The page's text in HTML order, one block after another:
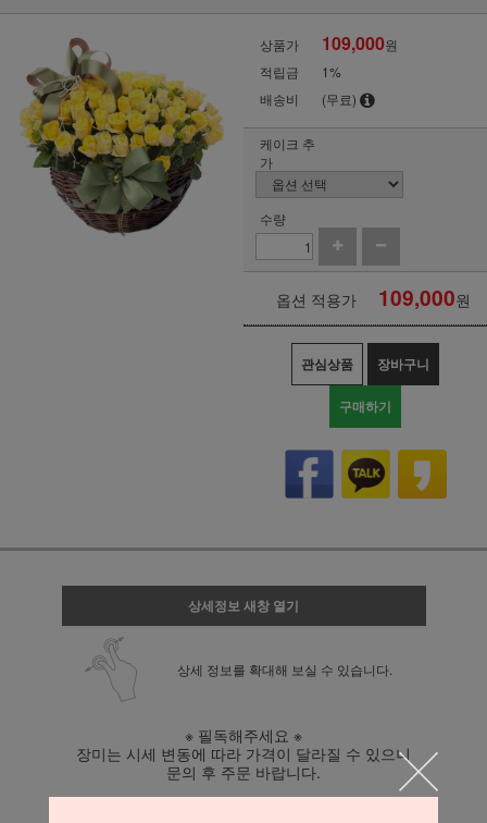
상품가 109,000원
적립금
1%
배송비
(무료)
케이크 추
가
수량
옵션 적용가 109,000원
관심상품 장바구니
구매하기
상세정보 새창 열기
상세 정보를 확대해 보실 수 있습니다.
※ 필독해주세요 ※
장미는 시세 변동에 따라 가격이 달라질 수 있으니
문의 후 주문 바랍니다.